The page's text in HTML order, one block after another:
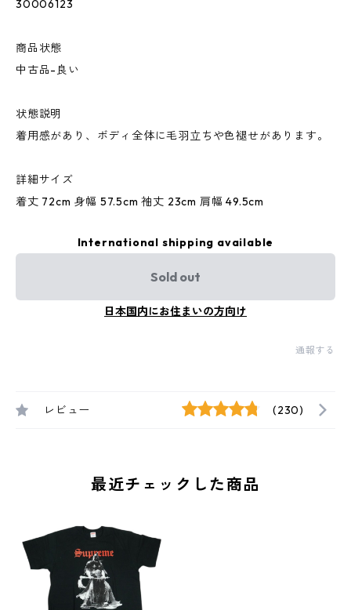
30006123
商品状態
中古品-良い
状態説明
着用感があり、ボディ全体に毛羽立ちや色褪せがあります。
詳細サイズ
着丈 72cm 身幅 57.5cm 袖丈 23cm 肩幅 49.5cm
International shipping available
Sold out
日本国内にお住まいの方向け
通報する
レビュー (230)
最近チェックした商品